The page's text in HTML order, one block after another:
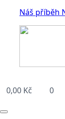
Náš příběh
0,00 Kč 0